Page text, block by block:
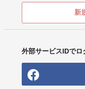
新
外部サービスIDでロ